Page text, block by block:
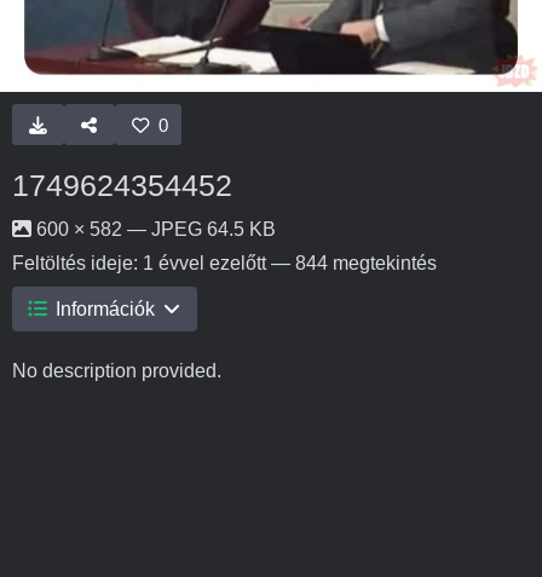
0
1749624354452
600 × 582 — JPEG 64.5 KB
Feltöltés ideje: 1 évvel ezelőtt— 844 megtekintés
Információk
No description provided.